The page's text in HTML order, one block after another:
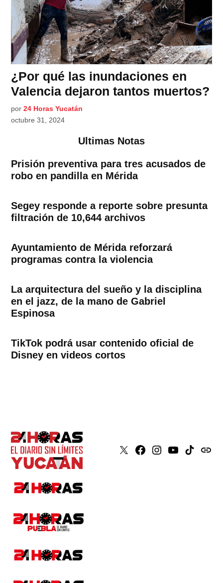
¿Por qué las inundaciones en
Valencia dejaron tantos muertos?
por 24 Horas Yucatán
octubre 31, 2024
Ultimas Notas
Prisión preventiva para tres acusados de
robo en pandilla en Mérida
Segey responde a reporte sobre presunta
filtración de 10,644 archivos
Ayuntamiento de Mérida reforzará
programas contra la violencia
La arquitectura del sueño y la disciplina
en el jazz, de la mano de Gabriel
Espinosa
TikTok podrá usar contenido oficial de
Disney en videos cortos
X Faceboook
Instagram
YoutubeTiktokissuu